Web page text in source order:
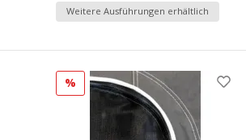
Weitere Ausführungen erhältlich
%